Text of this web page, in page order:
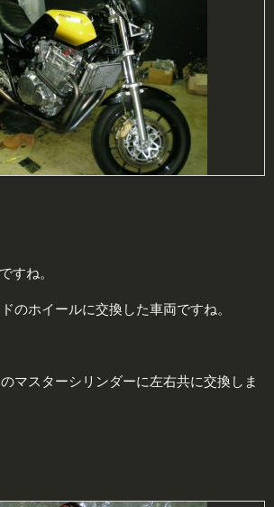
ですね。
のホイールに交換した車両ですね。
マスターシリンダーに左右共に交換しま